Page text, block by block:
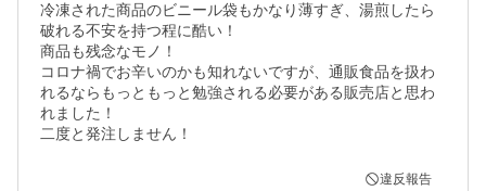
冷凍された商品のビニール袋もかなり薄すぎ、湯煎したら
破れる不安を持つ程に酷い！
商品も残念なモノ！
コロナ禍でお辛いのかも知れないですが、通販食品を扱わ
れるならもっともっと勉強される必要がある販売店と思わ
れました！
二度と発注しません！
違反報告